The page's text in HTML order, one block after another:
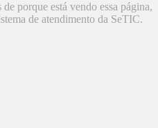
porque está vendo essa página,
de atendimento da SeTIC.